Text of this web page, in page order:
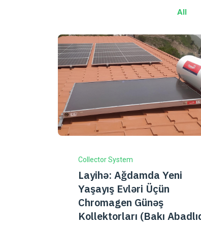
All
Collector System
Layihə: Ağdamda Yeni
Yaşayış Evləri Üçün
Chromagen Günəş
Kollektorları (Bakı